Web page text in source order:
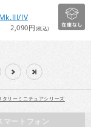
IV
2,090円(税込)
リーミニチュアシリーズ
マートフォン